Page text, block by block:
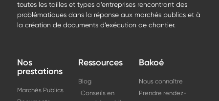
toutes les tailles et types d’entreprises rencontrant des
problématiques dans la réponse aux marchés publics et à
la création de documents d’exécution de chantier.
Nos
prestations
Marchés Publics
Ressources
Blog
Conseils en
Bakoé
Nous connaître
Prendre rendez-